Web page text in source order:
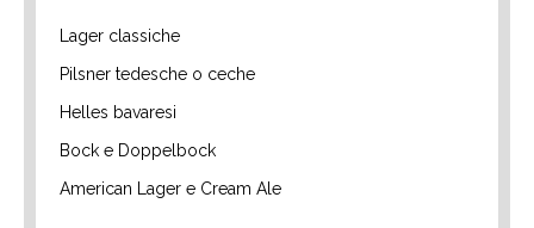
Lager classiche
Pilsner tedesche o ceche
Helles bavaresi
Bock e Doppelbock
American Lager e Cream Ale